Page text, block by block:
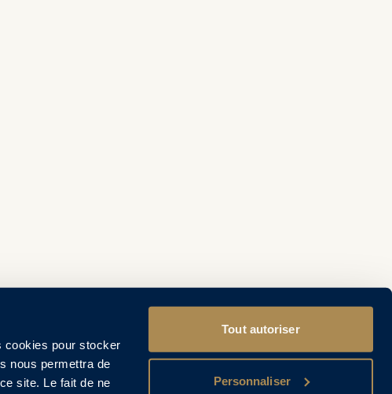
cookies pour stocker
nous permettra de
site. Le fait de ne
Tout autoriser
Personnaliser